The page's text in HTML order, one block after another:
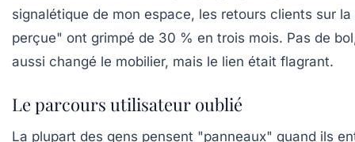
signalétique de mon espace, les retours clients sur
perçue" ont grimpé de 30 % en trois mois. Pas de
aussi changé le mobilier, mais le lien était flagrant.
Le parcours utilisateur oublié
La plupart des gens pensent "panneaux" quand ils